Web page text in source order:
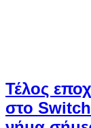
Τέλος
στο